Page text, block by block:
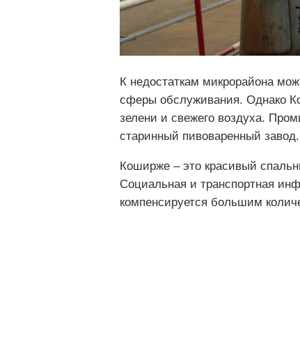
К недостаткам микрорайона
сферы обслуживания. Однако
зелени и свежего воздуха.
старинный пивоваренный завод.
Коширже – это красивый
Социальная и транспортная
компенсируется большим